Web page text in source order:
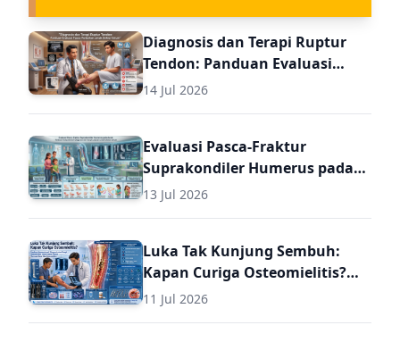
Diagnosis dan Terapi Ruptur
Tendon: Panduan Evaluasi
Pasca Perbaikan untuk Dokter
14 Jul 2026
Evaluasi Pasca-Fraktur
Suprakondiler Humerus pada
Anak: Panduan Komprehensif
13 Jul 2026
Luka Tak Kunjung Sembuh:
Kapan Curiga Osteomielitis?
Panduan Komprehensif
11 Jul 2026